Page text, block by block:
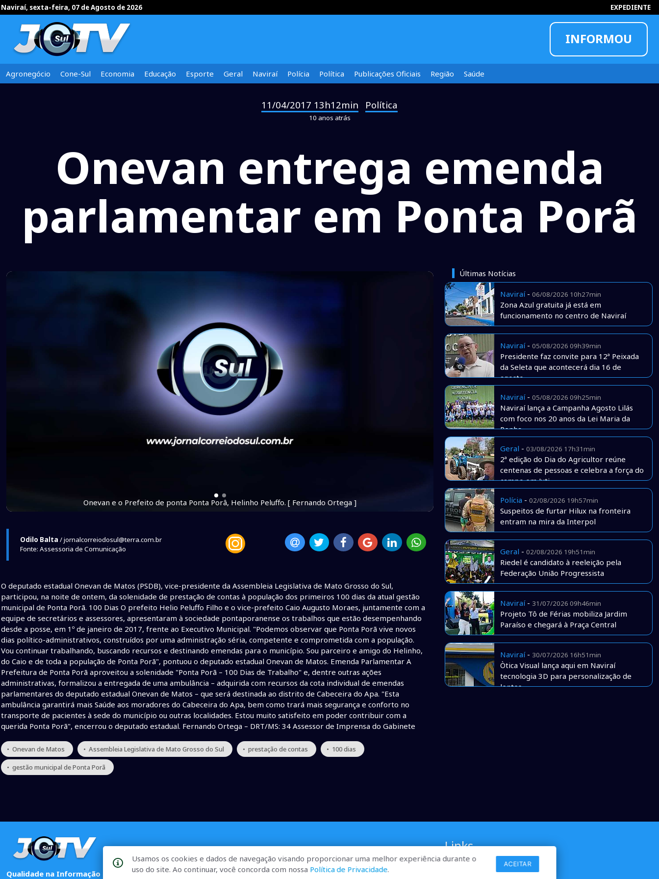
Naviraí, sexta-feira, 07 de Agosto de 2026 EXPEDIENTE
INFORMOU
Agronegócio Cone-Sul Economia Educação Esporte Geral Naviraí Polícia Política Publicações Oficiais Região Saúde
11/04/2017 13h12min Política
10 anos atrás
Onevan entrega emenda
parlamentar em Ponta Porã
Onevan e o Prefeito de ponta Ponta Porâ, Helinho Peluffo. [ Fernando Ortega ]
Odilo Balta / jornalcorreiodosul@terra.com.br
Fonte: Assessoria de Comunicação
O deputado estadual Onevan de Matos (PSDB), vice-presidente da Assembleia Legislativa de Mato Grosso do Sul,
participou, na noite de ontem, da solenidade de prestação de contas à população dos primeiros 100 dias da atual gestão
municipal de Ponta Porã. 100 Dias O prefeito Helio Peluffo Filho e o vice-prefeito Caio Augusto Moraes, juntamente com a
equipe de secretários e assessores, apresentaram à sociedade pontaporanense os trabalhos que estão desempenhando
desde a posse, em 1º de janeiro de 2017, frente ao Executivo Municipal. "Podemos observar que Ponta Porã vive novos
dias político-administrativos, construídos por uma administração séria, competente e comprometida com a população.
Vou continuar trabalhando, buscando recursos e destinando emendas para o município. Sou parceiro e amigo do Helinho,
do Caio e de toda a população de Ponta Porã", pontuou o deputado estadual Onevan de Matos. Emenda Parlamentar A
Prefeitura de Ponta Porã aproveitou a solenidade "Ponta Porã – 100 Dias de Trabalho" e, dentre outras ações
administrativas, formalizou a entregada de uma ambulância – adquirida com recursos da cota individual de emendas
parlamentares do deputado estadual Onevan de Matos – que será destinada ao distrito de Cabeceira do Apa. "Esta
ambulância garantirá mais Saúde aos moradores do Cabeceira do Apa, bem como trará mais segurança e conforto no
transporte de pacientes à sede do município ou outras localidades. Estou muito satisfeito em poder contribuir com a
querida Ponta Porã", encerrou o deputado estadual. Fernando Ortega – DRT/MS: 34 Assessor de Imprensa do Gabinete
• Onevan de Matos • Assembleia Legislativa de Mato Grosso do Sul • prestação de contas • 100 dias
• gestão municipal de Ponta Porã
Últimas Notícias
Naviraí- 06/08/2026 10h27min
Zona Azul gratuita já está em
funcionamento no centro de Naviraí
Naviraí- 05/08/2026 09h39min
Presidente faz convite para 12ª Peixada
da Seleta que acontecerá dia 16 de
agosto
Naviraí- 05/08/2026 09h25min
Naviraí lança a Campanha Agosto Lilás
com foco nos 20 anos da Lei Maria da
Penha
Geral - 03/08/2026 17h31min
2ª edição do Dia do Agricultor reúne
centenas de pessoas e celebra a força do
campo em Juti
Polícia - 02/08/2026 19h57min
Suspeitos de furtar Hilux na fronteira
entram na mira da Interpol
Geral - 02/08/2026 19h51min
Riedel é candidato à reeleição pela
Federação União Progressista
Naviraí- 31/07/2026 09h46min
Projeto Tô de Férias mobiliza Jardim
Paraíso e chegará à Praça Central
Naviraí- 30/07/2026 16h51min
Òtica Visual lança aqui em Naviraí
tecnologia 3D para personalização de
lentes
Qualidade na Informação
Links
Usamos os cookies e dados de navegação visando proporcionar uma melhor experiência durante o
uso do site. Ao continuar, você concorda com nossa Política de Privacidade.
ACEITAR